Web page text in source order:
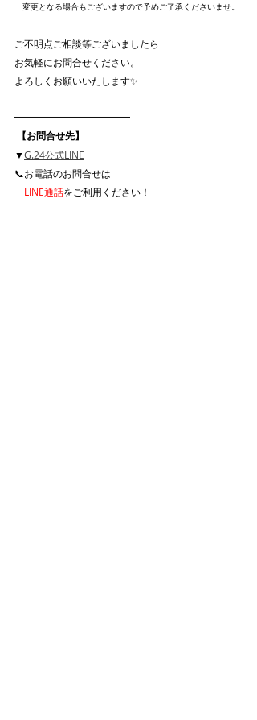
変更となる場合もございますので予めご了承くださいませ。
ご不明点ご相談等ございましたら
お気軽にお問合せください。
よろしくお願いいたします✨
━━━━━━━━━━━━
【お問合せ先】
▼G.24公式LINE
📞お電話のお問合せは
LINE通話をご利用ください！